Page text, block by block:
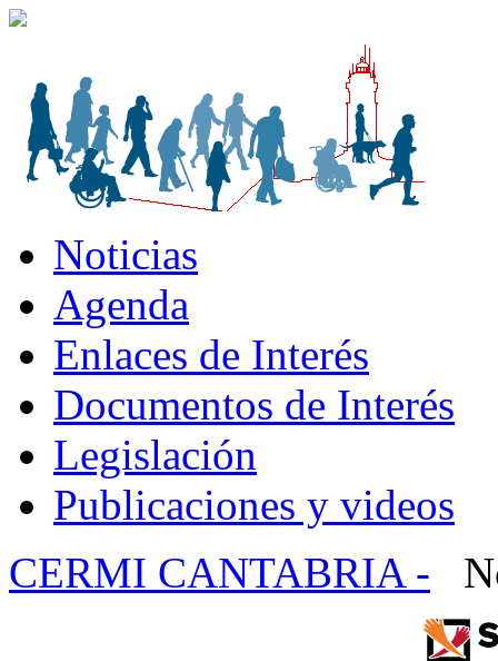
Noticias
Agenda
Enlaces de Interés
Documentos de Interés
Legislación
Publicaciones y videos
CERMI CANTABRIA -